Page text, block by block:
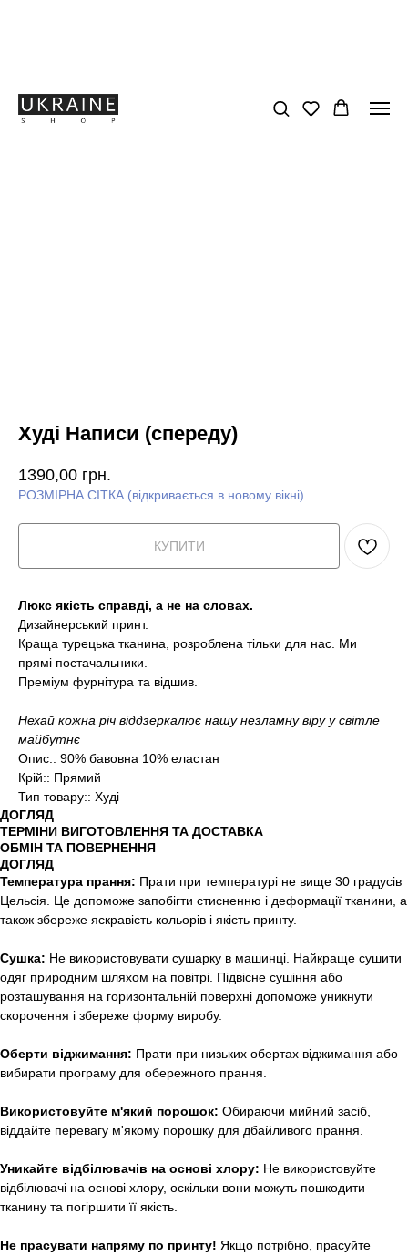
Худі Написи (спереду)
1390,00 грн.
РОЗМІРНА СІТКА (відкривається в новому вікні)
КУПИТИ
Люкс якість справді, а не на словах.
Дизайнерський принт.
Краща турецька тканина, розроблена тільки для нас. Ми
прямі постачальники.
Преміум фурнітура та відшив.
Нехай кожна річ віддзеркалює нашу незламну віру у світле
майбутнє
Опис:: 90% бавовна 10% еластан
Крій:: Прямий
Тип товару:: Худі
ДОГЛЯД
ТЕРМІНИ ВИГОТОВЛЕННЯ ТА ДОСТАВКА
ОБМІН ТА ПОВЕРНЕННЯ
ДОГЛЯД
Температура прання: Прати при температурі не вище 30 градусів
Цельсія. Це допоможе запобігти стисненню і деформації тканини, а
також збереже яскравість кольорів і якість принту.
Сушка: Не використовувати сушарку в машинці. Найкраще сушити
одяг природним шляхом на повітрі. Підвісне сушіння або
розташування на горизонтальній поверхні допоможе уникнути
скорочення і збереже форму виробу.
Оберти віджимання: Прати при низьких обертах віджимання або
вибирати програму для обережного прання.
Використовуйте м'який порошок: Обираючи мийний засіб,
віддайте перевагу м'якому порошку для дбайливого прання.
Уникайте відбілювачів на основі хлору: Не використовуйте
відбілювачі на основі хлору, оскільки вони можуть пошкодити
тканину та погіршити її якість.
Не прасувати напряму по принту! Якщо потрібно, прасуйте